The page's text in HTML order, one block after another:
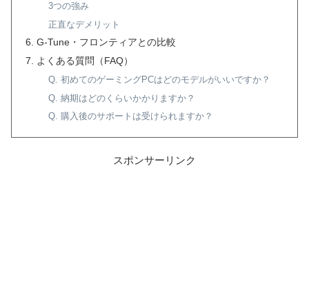
3つの強み
正直なデメリット
G-Tune・フロンティアとの比較
よくある質問（FAQ）
Q. 初めてのゲーミングPCはどのモデルがいいですか？
Q. 納期はどのくらいかかりますか？
Q. 購入後のサポートは受けられますか？
スポンサーリンク